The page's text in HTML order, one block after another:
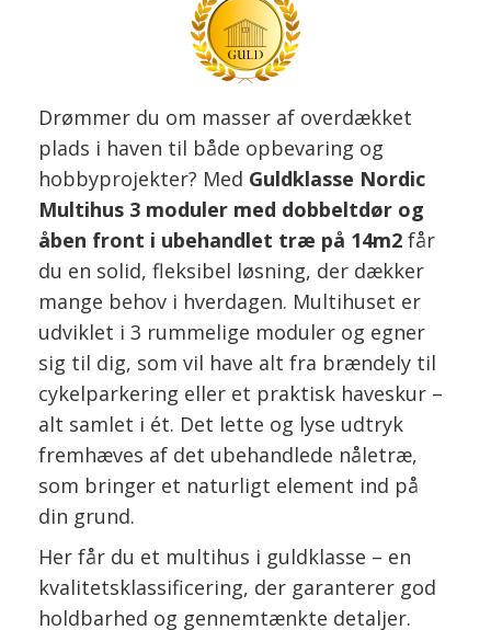
Drømmer du om masser af overdækket
plads i haven til både opbevaring og
hobbyprojekter? Med Guldklasse Nordic
Multihus 3 moduler med dobbeltdør og
åben front i ubehandlet træ på 14m2 får
du en solid, fleksibel løsning, der dækker
mange behov i hverdagen. Multihuset er
udviklet i 3 rummelige moduler og egner
sig til dig, som vil have alt fra brændely til
cykelparkering eller et praktisk haveskur –
alt samlet i ét. Det lette og lyse udtryk
fremhæves af det ubehandlede nåletræ,
som bringer et naturligt element ind på
din grund.
Her får du et multihus i guldklasse – en
kvalitetsklassificering, der garanterer god
holdbarhed og gennemtænkte detaljer.